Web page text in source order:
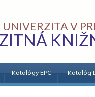
UNIVERZITA V
Katalógy EPC Katalóg